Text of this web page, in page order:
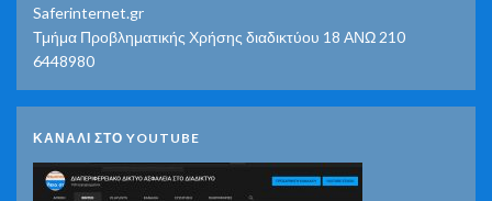
Saferinternet.gr
Τμήμα Προβληματικής Χρήσης διαδικτύου 18 ΑΝΩ 210
6448980
ΚΑΝΑΛΙ ΣΤΟ YOUTUBE